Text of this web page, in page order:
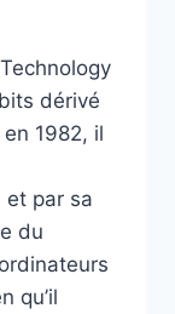
dérivé
1982, il
et par sa
du
qu’il